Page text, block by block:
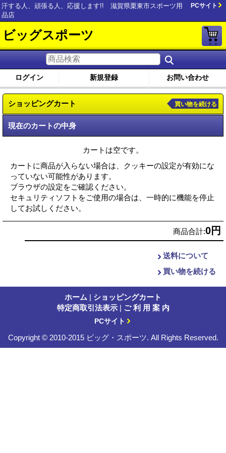
汗する人、頑張る人、応援します!! 滋賀県栗東市スポーツ用
品店
PCサイト
ビッグスポーツ
ログイン 新規登録 お問い合わせ
ショッピングカート 買い物を続ける
現在のカートの中身
カートは空です。
カートに商品が入らない場合は、クッキーの設定が有効にな
っていない可能性があります。
ブラウザの設定をご確認ください。
セキュリティソフトをご使用の場合は、一時的に機能を停止
してお試しください。
商品合計:0円
送料について
買い物を続ける
ホーム | ショッピングカート
特定商取引法表示 | ご 利 用 案 内
PCサイト
Copyright © 2010-2015 ビッグ・スポーツ. All Rights Reserved.